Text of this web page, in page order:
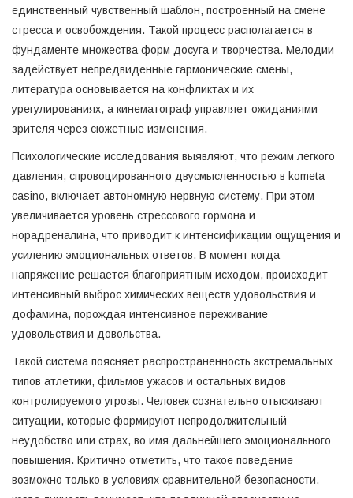
единственный чувственный шаблон, построенный на смене
стресса и освобождения. Такой процесс располагается в
фундаменте множества форм досуга и творчества. Мелодии
задействует непредвиденные гармонические смены,
литература основывается на конфликтах и их
урегулированиях, а кинематограф управляет ожиданиями
зрителя через сюжетные изменения.
Психологические исследования выявляют, что режим легкого
давления, спровоцированного двусмысленностью в kometa
casino, включает автономную нервную систему. При этом
увеличивается уровень стрессового гормона и
норадреналина, что приводит к интенсификации ощущения и
усилению эмоциональных ответов. В момент когда
напряжение решается благоприятным исходом, происходит
интенсивный выброс химических веществ удовольствия и
дофамина, порождая интенсивное переживание
удовольствия и довольства.
Такой система поясняет распространенность экстремальных
типов атлетики, фильмов ужасов и остальных видов
контролируемого угрозы. Человек сознательно отыскивают
ситуации, которые формируют непродолжительный
неудобство или страх, во имя дальнейшего эмоционального
повышения. Критично отметить, что такое поведение
возможно только в условиях сравнительной безопасности,